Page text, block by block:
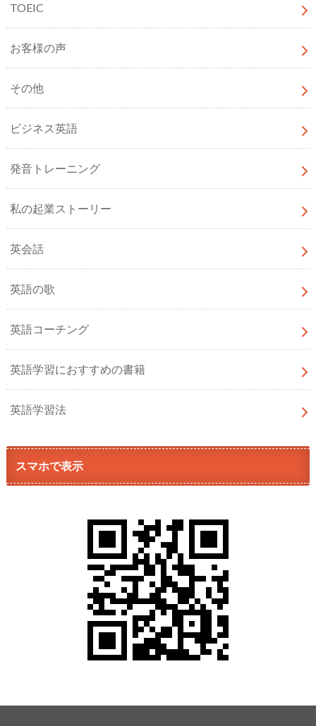
TOEIC
お客様の声
その他
ビジネス英語
発音トレーニング
私の起業ストーリー
英会話
英語の歌
英語コーチング
英語学習におすすめの書籍
英語学習法
スマホで表示